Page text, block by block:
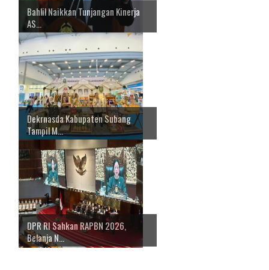
Bahlil Naikkan Tunjangan Kinerja
AS...
Dekrnasda Kabupaten Subang
Tampil M...
DPR RI Sahkan RAPBN 2026,
Belanja N...